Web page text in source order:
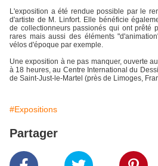
L'exposition a été rendue possible par le
d'artiste de M. Linfort. Elle bénéficie
de collectionneurs passionés qui ont prêté
rares mais aussi des éléments
vélos d'époque par exemple.
Une exposition à ne pas manquer, ouverte
à 18 heures, au Centre International du
de Saint-Just-le-Martel (près de Limoges,
#Expositions
Partager